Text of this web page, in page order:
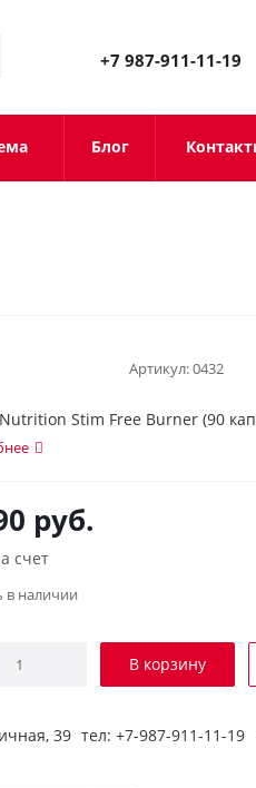
+7 987-911-11-19
Блог
Артикул:0432
Stim Free Burner (90
руб.
счет
в наличии
В корзину
39 тел: +7-987-911-11-19